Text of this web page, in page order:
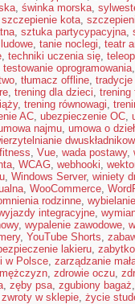
, świnka morska,
szczepienie kota,
, sztuka partycypacyjna,
, tanie noclegi, teatr
, techniki uczenia się,
testowanie oprogramowania
, tłumacz offline, tradycje
, trening dla dzieci, trening
, trening równowagi,
AC, ubezpieczenie OC,
najmu, umowa o
, Vue, wada postawy,
, WCAG, webhooki,
, Windows Server, winiety
, WooCommerce,
rodzinne,
integracyjne,
, wypalenie zawodowe,
, YouTube Shorts,
lakieru,
w Polsce, zarządzanie
, zdrowie oczu,
, zęby psa, zgubiony bagaż
zwroty w sklepie, życie